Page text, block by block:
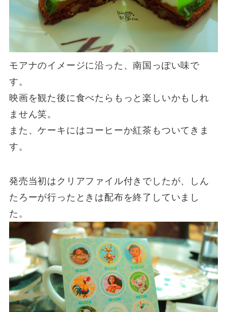
モアナのイメージに沿った、南国っぽい味で
す。
映画を観た後に食べたらもっと楽しいかもしれ
ません笑。
また、ケーキにはコーヒーか紅茶もついてきま
す。
発売当初はクリアファイル付きでしたが、しん
たろーが行ったときは配布を終了していまし
た。